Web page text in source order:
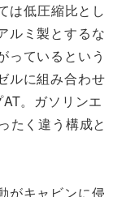
は低圧縮比とし
ルミ製とするな
っているという
ルに組み合わせ
。ガソリンエ
たく違う構成と
がキャビンに侵